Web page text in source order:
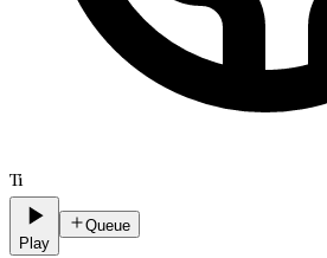
Ti
Play
Queue